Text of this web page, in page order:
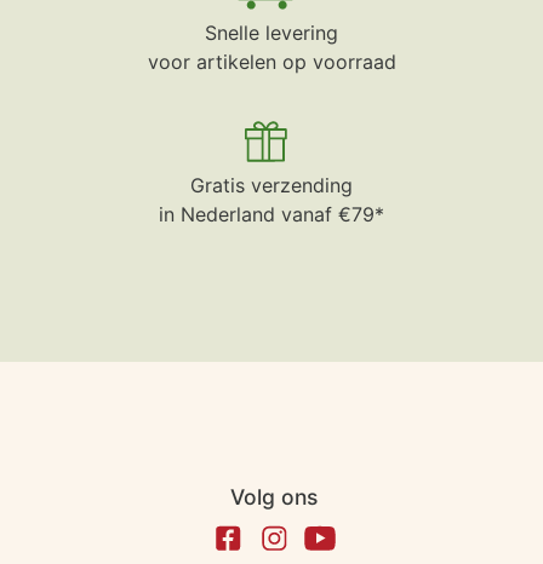
Snelle levering
voor artikelen op voorraad
Gratis verzending
in Nederland vanaf €79*
Volg ons